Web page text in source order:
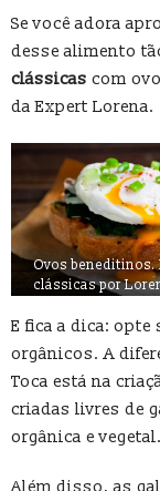
Se você adora
desse alimento
clássicas com
da Expert Lorena.
Ovos beneditinos.
clássicas por
E fica a dica:
orgânicos. A
Toca está na
criadas livres de
orgânica e vegetal.